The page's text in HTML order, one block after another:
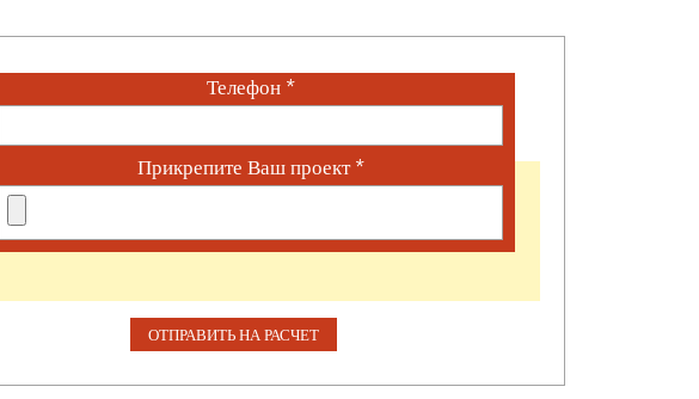
Телефон *
Прикрепите Ваш проект*